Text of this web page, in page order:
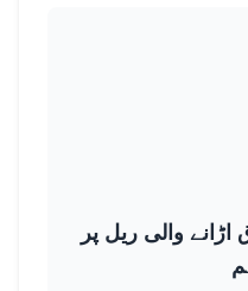
والی ریل پر